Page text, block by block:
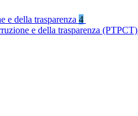
e della trasparenza 4
e della trasparenza (PTPCT)